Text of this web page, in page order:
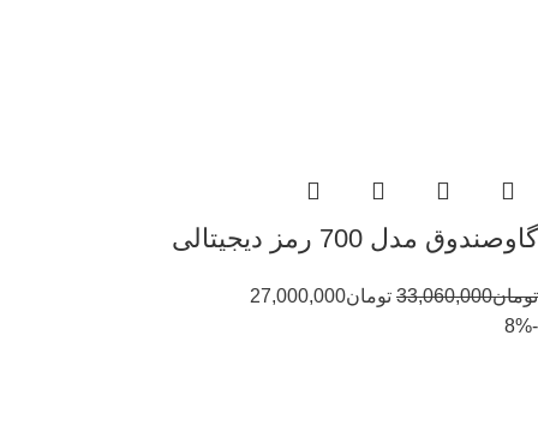
گاوصندوق مدل 700 رمز دیجیتالی
تومان33,060,000 تومان27,000,000
-8%